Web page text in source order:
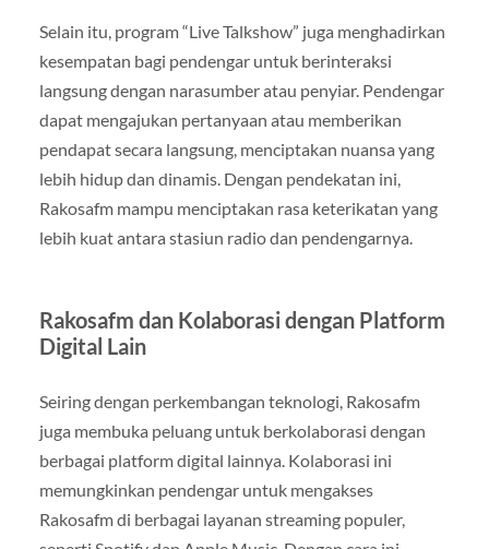
Selain itu, program “Live Talkshow” juga menghadirkan
kesempatan bagi pendengar untuk berinteraksi
langsung dengan narasumber atau penyiar. Pendengar
dapat mengajukan pertanyaan atau memberikan
pendapat secara langsung, menciptakan nuansa yang
lebih hidup dan dinamis. Dengan pendekatan ini,
Rakosafm mampu menciptakan rasa keterikatan yang
lebih kuat antara stasiun radio dan pendengarnya.
Rakosafm dan Kolaborasi dengan Platform
Digital Lain
Seiring dengan perkembangan teknologi, Rakosafm
juga membuka peluang untuk berkolaborasi dengan
berbagai platform digital lainnya. Kolaborasi ini
memungkinkan pendengar untuk mengakses
Rakosafm di berbagai layanan streaming populer,